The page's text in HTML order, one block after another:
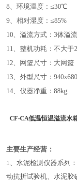
8、环境温度：≤30℃
9、相对湿度：≤85%
10、溢流方式：3体溢流
11、整机功耗：不大于
12、网篮尺寸：大网篮
13、外型尺寸：
14、仪器净重：88kg
CF-CA低温恒温溢流水
主要生产经营：
1、水泥检测仪器系列
动抗折试验机、水泥胶